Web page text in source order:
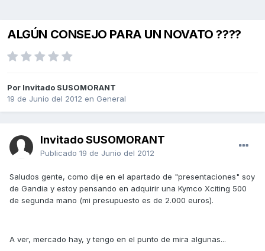
ALGÚN CONSEJO PARA UN NOVATO ????
Por Invitado SUSOMORANT
19 de Junio del 2012 en General
Invitado SUSOMORANT
Publicado 19 de Junio del 2012
Saludos gente, como dije en el apartado de "presentaciones" soy
de Gandia y estoy pensando en adquirir una Kymco Xciting 500
de segunda mano (mi presupuesto es de 2.000 euros).
A ver, mercado hay, y tengo en el punto de mira algunas...